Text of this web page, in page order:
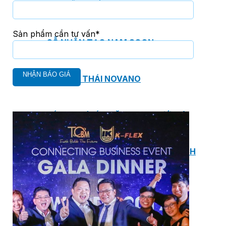
GỖ NHÂN TẠO NAM SOON
GỖ SINH THÁI NOVANO
VÁN OSB (VÁN DĂM ĐỊNH HƯỚNG)
MÁI LÁ NHÂN TẠO CENTRO THATCH
MASTER COPPO (KIỂU DÁNG NGÓI
ĐỊA TRUNG HẢI)
Sản phẩm cần tư vấn*